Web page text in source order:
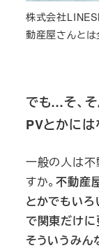
株式会社
動産屋さんとは
でも…そ、
PVとかには
一般の人は不
すか。不動産
とかでもいろ
で関東だけに
そういうみ